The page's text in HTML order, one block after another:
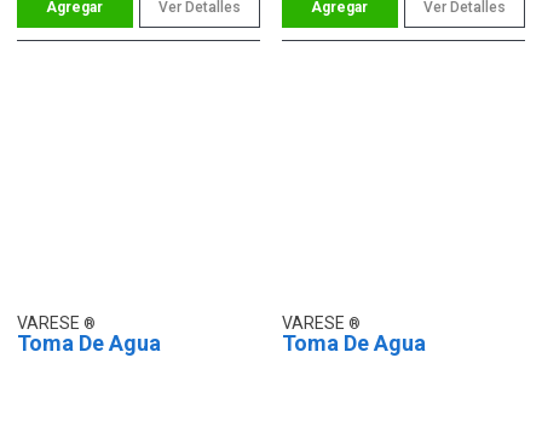
Ver Detalles Ver Detalles
VARESE
Toma De Agua
VARESE
Toma De Agua